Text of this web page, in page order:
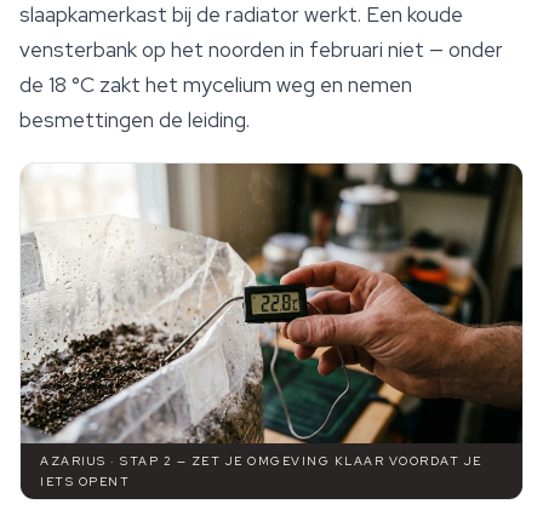
slaapkamerkast bij de radiator werkt. Een koude
vensterbank op het noorden in februari niet — onder
de 18 °C zakt het mycelium weg en nemen
besmettingen de leiding.
AZARIUS · STAP 2 — ZET JE OMGEVING KLAAR VOORDAT JE
IETS OPENT